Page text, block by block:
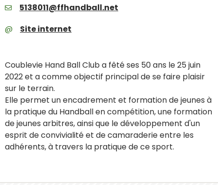
5138011@ffhandball.net
Site internet
Coublevie Hand Ball Club a fêté ses 50 ans le 25 juin
2022 et a comme objectif principal de se faire plaisir
sur le terrain.
Elle permet un encadrement et formation de jeunes à
la pratique du Handball en compétition, une formation
de jeunes arbitres, ainsi que le développement d'un
esprit de convivialité et de camaraderie entre les
adhérents, à travers la pratique de ce sport.